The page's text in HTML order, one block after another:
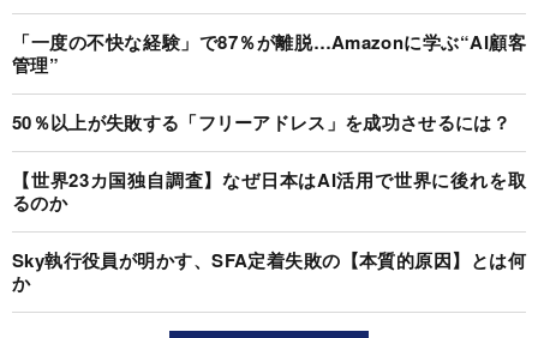
「一度の不快な経験」で87％が離脱…Amazonに学ぶ“AI顧客
管理”
50％以上が失敗する「フリーアドレス」を成功させるには？
【世界23カ国独自調査】なぜ日本はAI活用で世界に後れを取
るのか
Sky執行役員が明かす、SFA定着失敗の【本質的原因】とは何
か